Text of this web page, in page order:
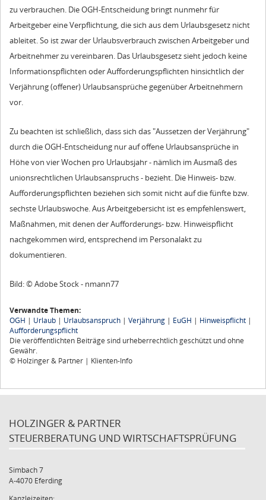
zu verbrauchen. Die OGH-Entscheidung bringt nunmehr für
Arbeitgeber eine Verpflichtung, die sich aus dem Urlaubsgesetz nicht
ableitet. So ist zwar der Urlaubsverbrauch zwischen Arbeitgeber und
Arbeitnehmer zu vereinbaren. Das Urlaubsgesetz sieht jedoch keine
Informationspflichten oder Aufforderungspflichten hinsichtlich der
Verjährung (offener) Urlaubsansprüche gegenüber Arbeitnehmern
vor.
Zu beachten ist schließlich, dass sich das "Aussetzen der Verjährung"
durch die OGH-Entscheidung nur auf offene Urlaubsansprüche in
Höhe von vier Wochen pro Urlaubsjahr - nämlich im Ausmaß des
unionsrechtlichen Urlaubsanspruchs - bezieht. Die Hinweis- bzw.
Aufforderungspflichten beziehen sich somit nicht auf die fünfte bzw.
sechste Urlaubswoche. Aus Arbeitgebersicht ist es empfehlenswert,
Maßnahmen, mit denen der Aufforderungs- bzw. Hinweispflicht
nachgekommen wird, entsprechend im Personalakt zu
dokumentieren.
Bild: © Adobe Stock - nmann77
Verwandte Themen:
OGH | Urlaub | Urlaubsanspruch | Verjährung | EuGH | Hinweispflicht |
Aufforderungspflicht
Die veröffentlichten Beiträge sind urheberrechtlich geschützt und ohne
Gewähr.
© Holzinger & Partner | Klienten-Info
HOLZINGER & PARTNER
STEUERBERATUNG UND WIRTSCHAFTSPRÜFUNG
Simbach 7
A-4070 Eferding